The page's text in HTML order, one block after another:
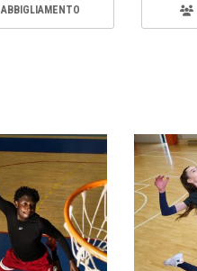
ABBIGLIAMENTO